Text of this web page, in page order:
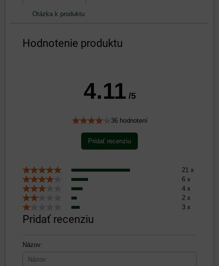
Otázka k produktu
Hodnotenie produktu
4.11 /5
36 hodnotení
Pridať recenziu
21 x
6 x
4 x
2 x
3 x
Pridať recenziu
Názov: